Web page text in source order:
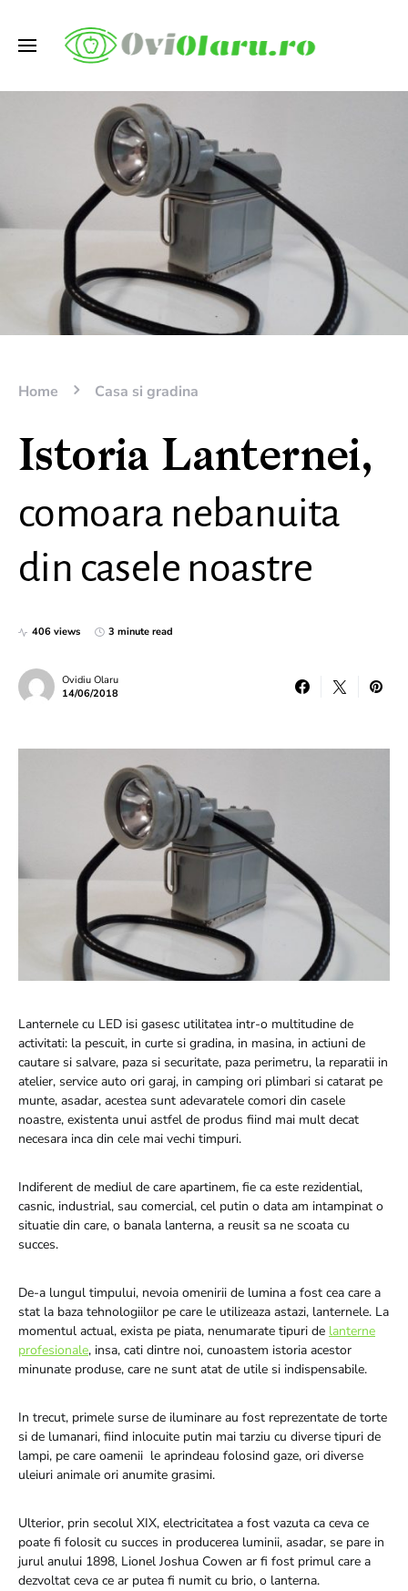
Home Casa si gradina
Istoria Lanternei,
comoara nebanuita
din casele noastre
406 views 3 minute read
Ovidiu Olaru
14/06/2018
Lanternele cu LED isi gasesc utilitatea intr-o multitudine de
activitati: la pescuit, in curte si gradina, in masina, in actiuni de
cautare si salvare, paza si securitate, paza perimetru, la reparatii in
atelier, service auto ori garaj, in camping ori plimbari si catarat pe
munte, asadar, acestea sunt adevaratele comori din casele
noastre, existenta unui astfel de produs fiind mai mult decat
necesara inca din cele mai vechi timpuri.
Indiferent de mediul de care apartinem, fie ca este rezidential,
casnic, industrial, sau comercial, cel putin o data am intampinat o
situatie din care, o banala lanterna, a reusit sa ne scoata cu
succes.
De-a lungul timpului, nevoia omenirii de lumina a fost cea care a
stat la baza tehnologiilor pe care le utilizeaza astazi, lanternele. La
momentul actual, exista pe piata, nenumarate tipuri de lanterne
profesionale, insa, cati dintre noi, cunoastem istoria acestor
minunate produse, care ne sunt atat de utile si indispensabile.
In trecut, primele surse de iluminare au fost reprezentate de torte
si de lumanari, fiind inlocuite putin mai tarziu cu diverse tipuri de
lampi, pe care oamenii le aprindeau folosind gaze, ori diverse
uleiuri animale ori anumite grasimi.
Ulterior, prin secolul XIX, electricitatea a fost vazuta ca ceva ce
poate fi folosit cu succes in producerea luminii, asadar, se pare in
jurul anului 1898, Lionel Joshua Cowen ar fi fost primul care a
dezvoltat ceva ce ar putea fi numit cu brio, o lanterna.